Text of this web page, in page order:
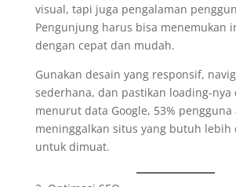
visual, tapi juga pengalaman
Pengunjung harus bisa menemukan
dengan cepat dan mudah.
Gunakan desain yang responsif,
sederhana, dan pastikan loading-nya
menurut data Google, 53% pengguna
meninggalkan situs yang butuh lebih
untuk dimuat.